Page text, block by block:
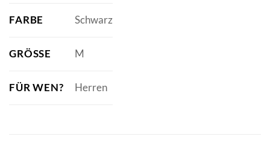
FARBE Schwarz
GRÖSSE M
FÜR WEN? Herren